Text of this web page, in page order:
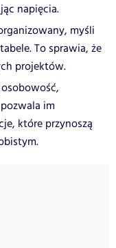
napięcia.
myśli
To sprawia, że
projektów.
im
które przynoszą